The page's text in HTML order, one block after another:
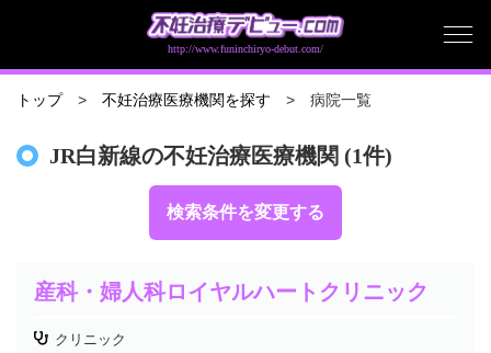
http://www.funinchiryo-debut.com/
トップ 不妊治療医療機関を探す 病院一覧
JR白新線の不妊治療医療機関 (1件)
検索条件を変更する
産科・婦人科ロイヤルハートクリニック
クリニック